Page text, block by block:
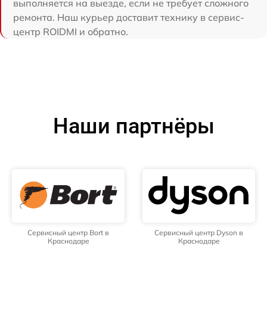
выполняется на выезде, если не требует сложного
ремонта. Наш курьер доставит технику в сервис-
центр ROIDMI и обратно.
Наши партнёры
Сервисный центр Bort в
Краснодаре
Сервисный центр Dyson в
Краснодаре